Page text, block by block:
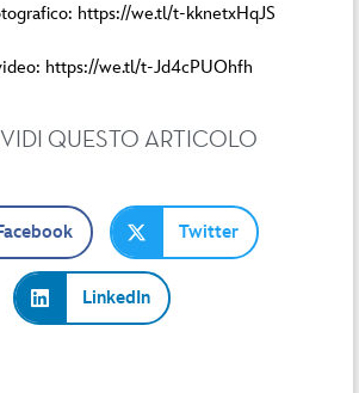
https://we.tl/t-kknetxHqJS
https://we.tl/t-Jd4cPUOhfh
QUESTO ARTICOLO
Twitter
LinkedIn